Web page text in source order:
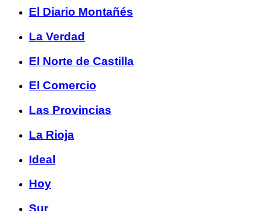
El Diario Montañés
La Verdad
El Norte de Castilla
El Comercio
Las Provincias
La Rioja
Ideal
Hoy
Sur